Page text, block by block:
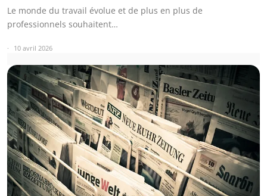
Le monde du travail évolue et de plus en plus de
professionnels souhaitent…
10 avril 2026